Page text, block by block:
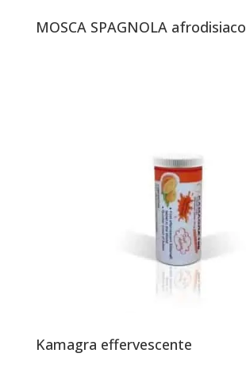
MOSCA SPAGNOLA afrodisiaco
Kamagra effervescente